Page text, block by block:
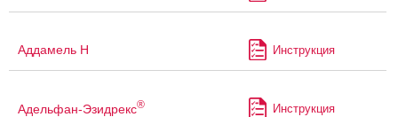
Аддамель Н Инструкция
Адельфан-Эзидрекс® Инструкция